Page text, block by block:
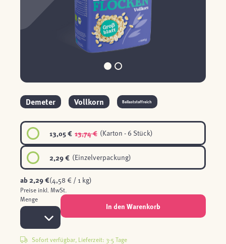
Demeter Vollkorn Ballaststoffreich
13,05 € 13,74 € (Karton - 6 Stück)
2,29 € (Einzelverpackung)
ab 2,29 €(4,58 € / 1 kg)
Preise inkl. MwSt.
Menge
In den Warenkorb
Sofort verfügbar, Lieferzeit: 3-5 Tage